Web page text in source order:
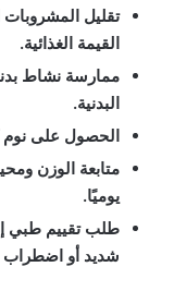
تقليل المشروبات
القيمة الغذائية.
ممارسة نشاط
البدنية.
الحصول على نوم
متابعة الوزن
يوميًا.
طلب تقييم طبي
شديد أو اضطراب